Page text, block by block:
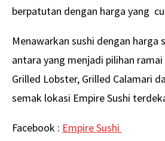
berpatutan dengan harga yang
Menawarkan sushi dengan harga
antara yang menjadi pilihan
Grilled Lobster, Grilled Calamari
semak lokasi Empire Sushi
Facebook : Empire Sushi